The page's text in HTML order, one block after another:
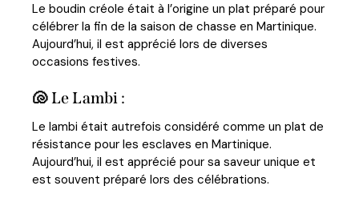
Le boudin créole était à l’origine un plat préparé pour
célébrer la fin de la saison de chasse en Martinique.
Aujourd’hui, il est apprécié lors de diverses
occasions festives.
🐚 Le Lambi :
Le lambi était autrefois considéré comme un plat de
résistance pour les esclaves en Martinique.
Aujourd’hui, il est apprécié pour sa saveur unique et
est souvent préparé lors des célébrations.